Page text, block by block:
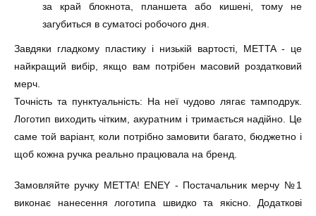
за край блокнота, планшета або кишені, тому не
загубиться в суматосі робочого дня.
Завдяки гладкому пластику і низькій вартості, METTA - це
найкращий вибір, якщо вам потрібен масовий роздатковий
мерч.
Точність та пунктуальність: На неї чудово лягає тамподрук.
Логотип виходить чітким, акуратним і тримається надійно. Це
саме той варіант, коли потрібно замовити багато, бюджетно і
щоб кожна ручка реально працювала на бренд.
Замовляйте ручку METTA! ENEY - Постачальник мерчу №1
виконає нанесення логотипа швидко та якісно. Додаткові